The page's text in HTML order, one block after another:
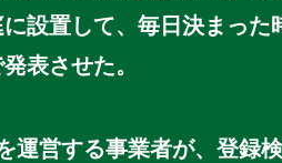
設置して、毎日決まっ
表させた。
運営する事業者が、登録